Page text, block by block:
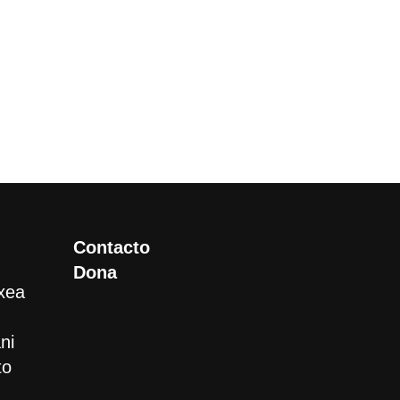
Contacto
Dona